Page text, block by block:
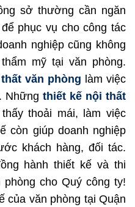
sở thường cần ngăn
phục vụ cho công tác
nghiệp cũng không
mỹ tại văn phòng.
văn phòng làm việc
Những thiết kế nội thất
thoải mái, làm việc
còn giúp doanh nghiệp
khách hàng, đối tác.
hành thiết kế và thi
cho Quý công ty!
của văn phòng tại Quận